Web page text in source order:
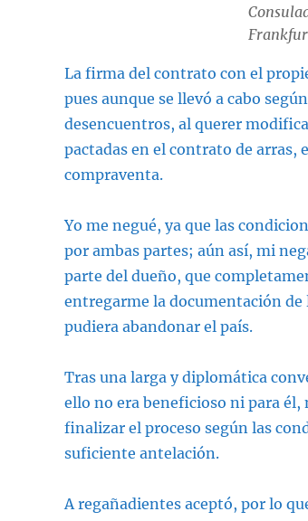
La firma del contrato con el
pues aunque se llevó a cabo
desencuentros, al querer
pactadas en el contrato de arras,
compraventa.
Yo me negué, ya que las
por ambas partes; aún así, mi
parte del dueño, que
entregarme la documentación de
pudiera abandonar el país.
Tras una larga y diplomática
ello no era beneficioso ni para
finalizar el proceso según las
suficiente antelación.
A regañadientes aceptó, por lo